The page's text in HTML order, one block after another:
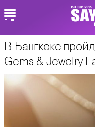
О Таиланде
В Бангкоке
Gems & Jewelry